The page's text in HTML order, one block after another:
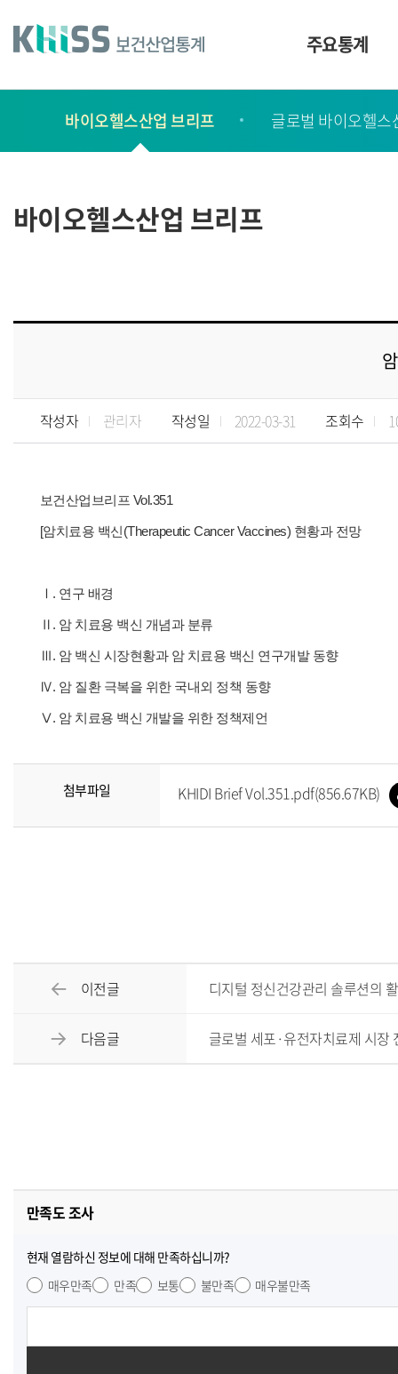
건
주요통계
서
간
행
바이오헬스산업 브리프 글로벌 바이오헬스
바이오헬스산업 브리프
작성자 관리자 작성일 2022-03-31 조회수
보건산업브리프 Vol.351
[암치료용 백신(Therapeutic Cancer Vaccines) 현황과 전망
Ⅰ. 연구 배경
Ⅱ. 암 치료용 백신 개념과 분류
Ⅲ. 암 백신 시장현황과 암 치료용 백신 연구개발 동향
Ⅳ. 암 질환 극복을 위한 국내외 정책 동향
Ⅴ. 암 치료용 백신 개발을 위한 정책제언
첨부파일 KHIDI Brief Vol.351.pdf(856.67KB)
이전글 디지털 정신건강관리 솔루션의
다음글 글로벌 세포·유전자치료제 시장
만족도 조사
현재 열람하신 정보에 대해 만족하십니까?
매우만족
만족 보통 불만족 매우불만족